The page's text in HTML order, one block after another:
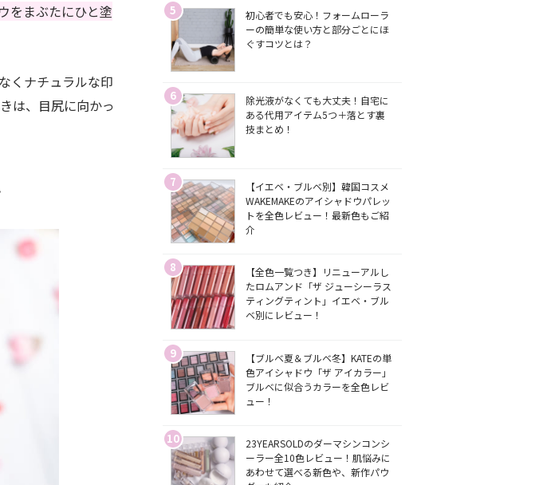
をまぶたにひと塗
くナチュラルな印
は、目尻に向かっ
5
初心者でも安心！フォームローラ
ーの簡単な使い方と部分ごとにほ
ぐすコツとは？
6
除光液がなくても大丈夫！自宅に
ある代用アイテム5つ＋落とす裏
技まとめ！
7
【イエベ・ブルベ別】韓国コスメ
WAKEMAKEのアイシャドウパレッ
トを全色レビュー！最新色もご紹
介
8
【全色一覧つき】リニューアルし
たロムアンド「ザ ジューシーラス
ティングティント」イエベ・ブル
ベ別にレビュー！
9
【ブルベ夏＆ブルベ冬】KATEの単
色アイシャドウ「ザ アイカラー」
ブルベに似合うカラーを全色レビ
ュー！
10
23YEARSOLDのダーマシンコンシ
ーラー全10色レビュー！肌悩みに
あわせて選べる新色や、新作パウ